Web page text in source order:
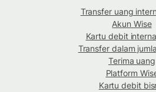
Transfer uang
Akun Wise
Kartu debit
Transfer dalam
Terima uang
Platform
Kartu debit